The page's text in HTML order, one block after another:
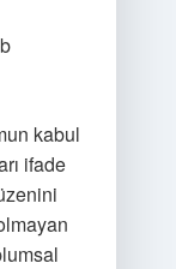
kabul
ifade